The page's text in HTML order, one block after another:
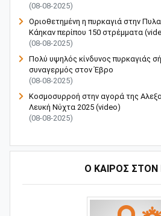
(08-08-2025)
Οριοθετημένη η πυρκαγιά στην
Κάηκαν περίπου 150 στρέμματα
(08-08-2025)
Πολύ υψηλός κίνδυνος πυρκαγιάς
συναγερμός στον Έβρο
(08-08-2025)
Κοσμοσυρροή στην αγορά της
Λευκή Νύχτα 2025 (video)
(08-08-2025)
Ο ΚΑΙΡΟΣ ΣΤΟΝ